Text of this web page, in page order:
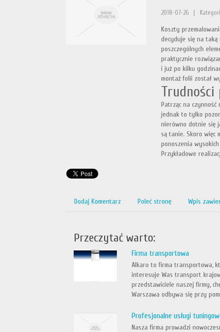
2018-07-26
Koszty
decyduje się na taką
poszczególnych
praktycznie
i już po kilku
montaż folii został
Patrząc na
jednak to tylko
nierówno dotnie się
są tanie. Skoro więc
ponoszenia
Przykładowe
Dodaj Komentarz Poleć stronę Wpis
Przeczytać warto:
Firma transportowa
Alkaro to firma transportowa,
interesuje Was transport
przedstawiciele naszej firmy,
Warszawa odbywa się przy
Profesjonalne usługi
Nasza firma prowadzi